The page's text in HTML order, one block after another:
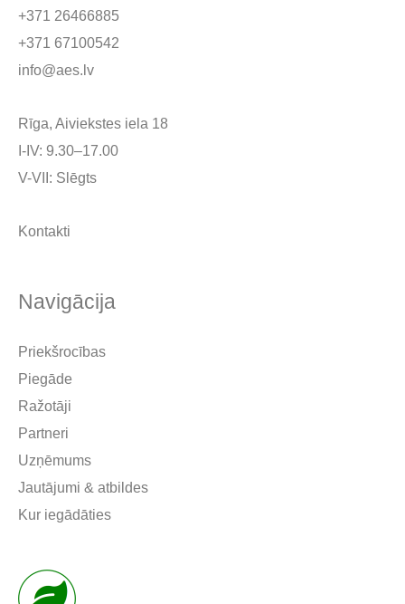
+371 26466885
+371 67100542
info@aes.lv
Rīga, Aiviekstes iela 18
I-IV: 9.30–17.00
V-VII: Slēgts
Kontakti
Navigācija
Priekšrocības
Piegāde
Ražotāji
Partneri
Uzņēmums
Jautājumi & atbildes
Kur iegādāties